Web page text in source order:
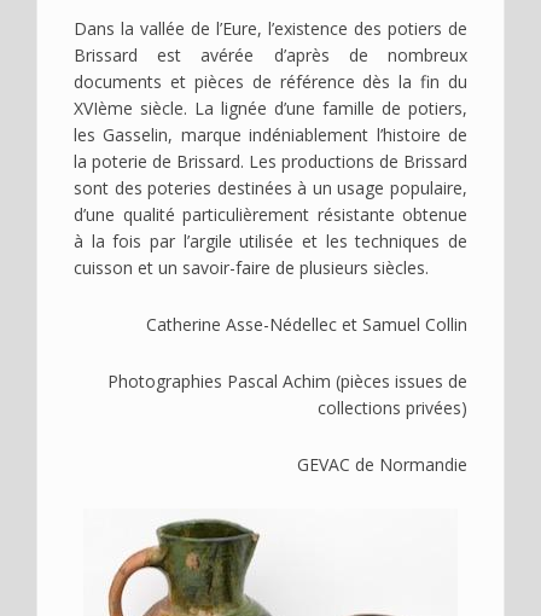
Dans la vallée de l’Eure, l’existence des potiers de
Brissard est avérée d’après de nombreux
documents et pièces de référence dès la fin du
XVIème siècle. La lignée d’une famille de potiers,
les Gasselin, marque indéniablement l’histoire de
la poterie de Brissard. Les productions de Brissard
sont des poteries destinées à un usage populaire,
d’une qualité particulièrement résistante obtenue
à la fois par l’argile utilisée et les techniques de
cuisson et un savoir-faire de plusieurs siècles.
Catherine Asse-Nédellec et Samuel Collin
Photographies Pascal Achim (pièces issues de
collections privées)
GEVAC de Normandie